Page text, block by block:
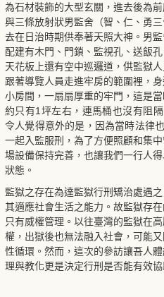
為石材裝飾的大型玄關，進去後為
與三條放射狀男監舍（智、仁、勇
去在日治時期供奉著天照大神。男
配建有木門、門鎖、監視孔、送飯
天花板上還有空中巡邏道，供監獄
跟著導覽人員走進牢房的範圍裡，
小房間，一扇扇厚重的牢門，這是
約只有1坪左右，連馬桶也沒有阻
令人覺得意外的是，因為當時法律
一起入監服刑，為了方便照顧和集
場設備保持完善，也讓我們一行人
狀態。
監獄之存在為達監獄行刑矯治處遇
其適應社會生活之能力。故監獄存
只有威權管理。以往臺灣的監獄在
權，出獄後也無法融入社會，可能
性循環。然而，這次的參訪讓吾人
理與教化更是決定行刑是否能有效